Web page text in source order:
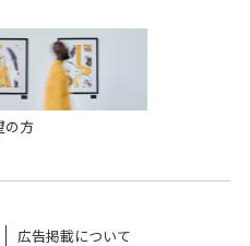
の方
広告掲載について